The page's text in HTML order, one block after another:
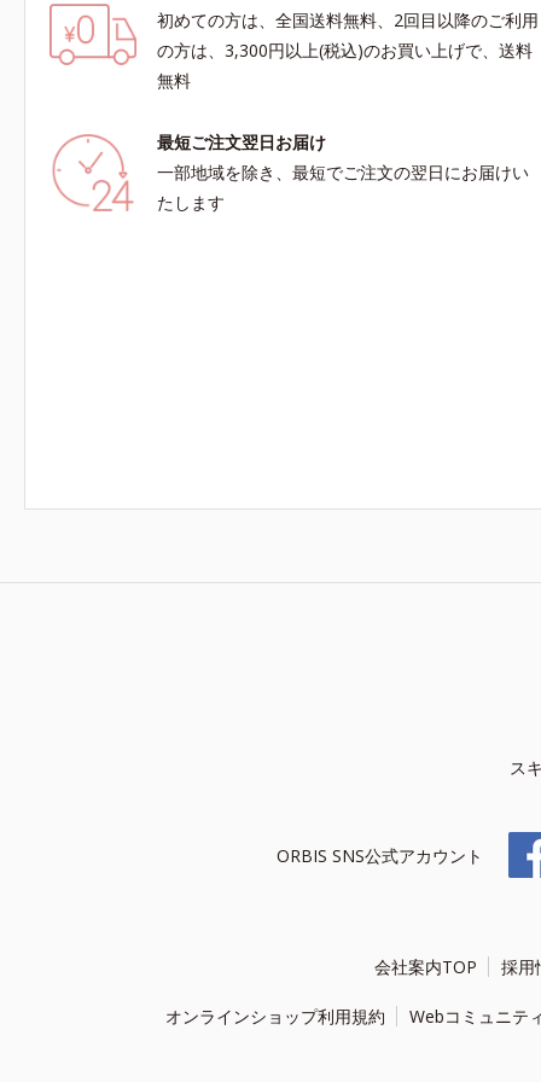
初めての方は、全国送料無料、2回目以降のご利用
の方は、3,300円以上(税込)のお買い上げで、送料
無料
最短ご注文翌日お届け
一部地域を除き、最短でご注文の翌日にお届けい
たします
ス
ORBIS SNS公式アカウント
会社案内TOP 採用
オンラインショップ利用規約 Webコミュニテ